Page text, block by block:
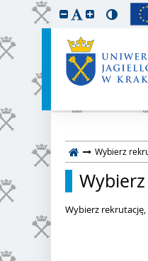
Wybierz
Wybierz